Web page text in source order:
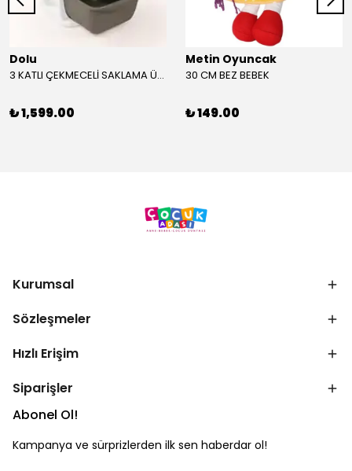
Dolu
3 KATLI ÇEKMECELİ SAKLAMA ÜNİTESİ
₺ 1,599.00
Metin Oyuncak
30 CM BEZ BEBEK
₺ 149.00
Kurumsal
Sözleşmeler
Hızlı Erişim
Siparişler
Abonel Ol!
Kampanya ve sürprizlerden ilk sen haberdar ol!